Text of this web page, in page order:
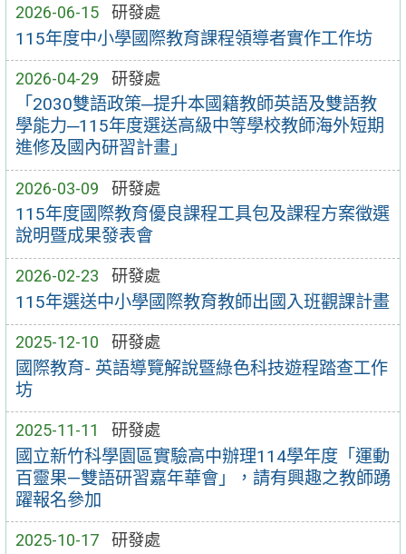
2026-06-15 研發處
115年度中小學國際教育課程領導者實作工作坊
2026-04-29 研發處
「2030雙語政策─提升本國籍教師英語及雙語教
學能力─115年度選送高級中等學校教師海外短期
進修及國內研習計畫」
2026-03-09 研發處
115年度國際教育優良課程工具包及課程方案徵選
說明暨成果發表會
2026-02-23 研發處
115年選送中小學國際教育教師出國入班觀課計畫
2025-12-10 研發處
國際教育- 英語導覽解說暨綠色科技遊程踏查工作
坊
2025-11-11 研發處
國立新竹科學園區實驗高中辦理114學年度「運動
百靈果—雙語研習嘉年華會」，請有興趣之教師踴
躍報名參加
2025-10-17 研發處